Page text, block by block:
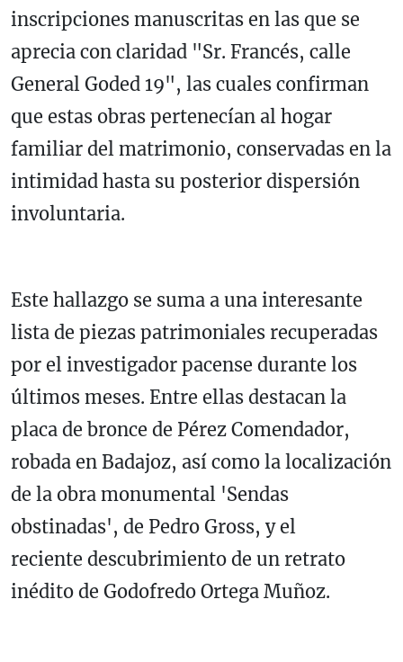
inscripciones manuscritas en las que se
aprecia con claridad "Sr. Francés, calle
General Goded 19", las cuales confirman
que estas obras pertenecían al hogar
familiar del matrimonio, conservadas en la
intimidad hasta su posterior dispersión
involuntaria.
Este hallazgo se suma a una interesante
lista de piezas patrimoniales recuperadas
por el investigador pacense durante los
últimos meses. Entre ellas destacan la
placa de bronce de Pérez Comendador,
robada en Badajoz, así como la localización
de la obra monumental 'Sendas
obstinadas', de Pedro Gross, y el
reciente descubrimiento de un retrato
inédito de Godofredo Ortega Muñoz.